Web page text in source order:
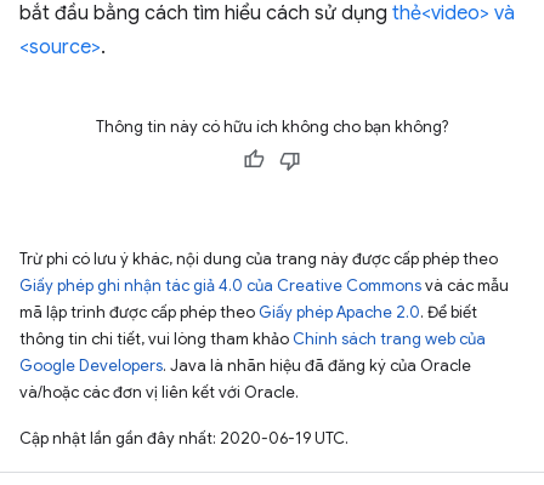
bắt đầu bằng cách tìm hiểu cách sử dụng thẻ<video> và
<source>.
Thông tin này có hữu ích không cho bạn không?
Trừ phi có lưu ý khác, nội dung của trang này được cấp phép theo
Giấy phép ghi nhận tác giả 4.0 của Creative Commonsvà các mẫu
mã lập trình được cấp phép theo Giấy phép Apache 2.0. Để biết
thông tin chi tiết, vui lòng tham khảo Chính sách trang web của
Google Developers. Java là nhãn hiệu đã đăng ký của Oracle
và/hoặc các đơn vị liên kết với Oracle.
Cập nhật lần gần đây nhất: 2020-06-19 UTC.